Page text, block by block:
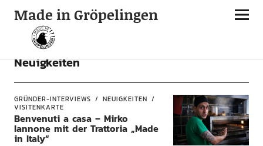
Made in Gröpelingen
Neuigkeiten
GRÜNDER-INTERVIEWS
NEUIGKEITEN
VISITENKARTE
Benvenuti a casa – Mirko
Iannone mit der Trattoria „Made
in Italy“